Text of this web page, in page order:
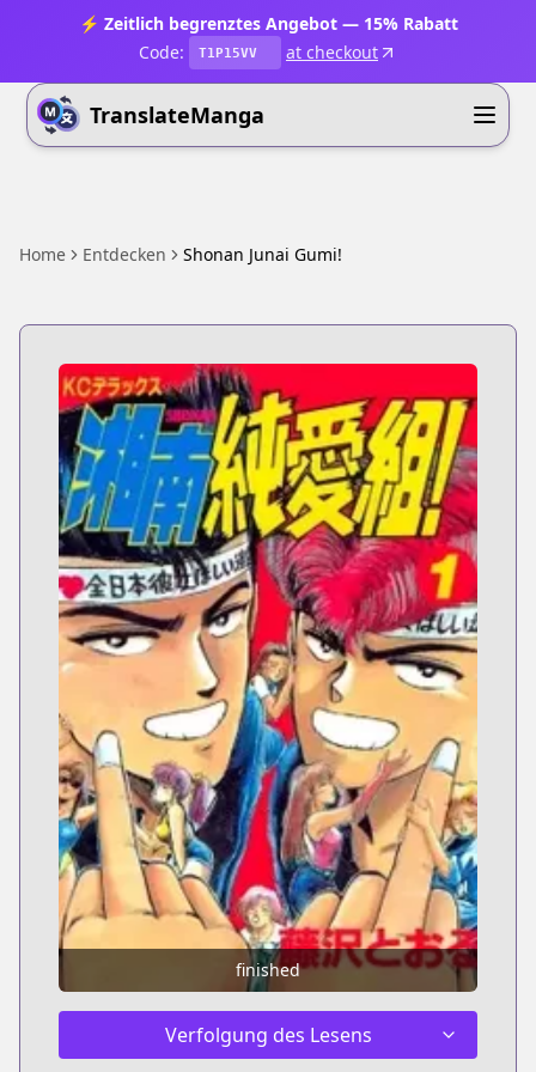
⚡ Zeitlich begrenztes Angebot — 15% Rabatt
Code:
T1P15VV at checkout
TranslateManga
Home Entdecken Shonan Junai Gumi!
finished
Verfolgung des Lesens